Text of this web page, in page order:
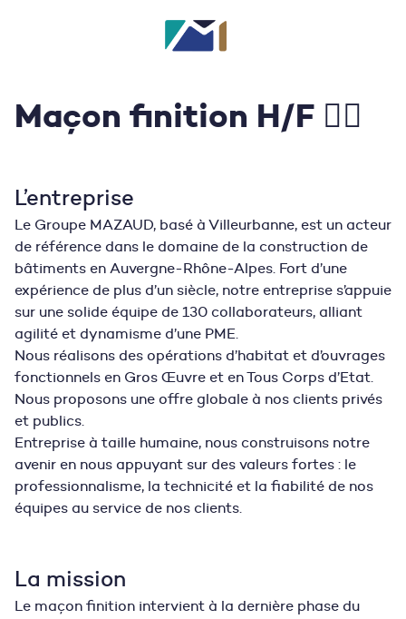
Maçon finition H/F 👷‍♂️
L’entreprise
Le Groupe MAZAUD, basé à Villeurbanne, est un acteur
de référence dans le domaine de la construction de
bâtiments en Auvergne-Rhône-Alpes. Fort d’une
expérience de plus d’un siècle, notre entreprise s’appuie
sur une solide équipe de 130 collaborateurs, alliant
agilité et dynamisme d’une PME.
Nous réalisons des opérations d’habitat et d’ouvrages
fonctionnels en Gros Œuvre et en Tous Corps d’Etat.
Nous proposons une offre globale à nos clients privés
et publics.
Entreprise à taille humaine, nous construisons notre
avenir en nous appuyant sur des valeurs fortes : le
professionnalisme, la technicité et la fiabilité de nos
équipes au service de nos clients.
La mission
Le maçon finition intervient à la dernière phase du